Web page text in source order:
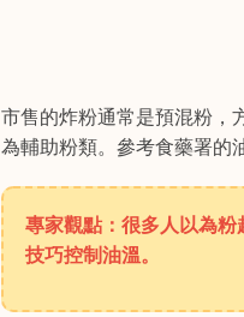
市售的炸粉通常是預混粉，
為輔助粉類。參考食藥署的
專家觀點：很多人以為
技巧控制油溫。